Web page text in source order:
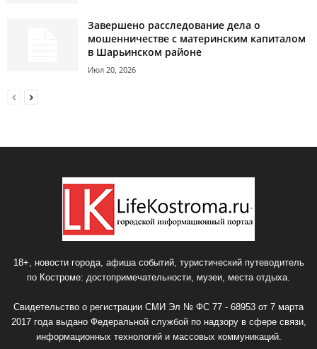
Завершено расследование дела о
мошенничестве с материнским капиталом
в Шарьинском районе
Июл 20, 2026
18+, новости города, афиша событий, туристический путеводитель
по Костроме: достопримечательности, музеи, места отдыха.
Свидетельство о регистрации СМИ Эл № ФС 77 - 68953 от 7 марта
2017 года выдано Федеральной службой по надзору в сфере связи,
информационных технологий и массовых коммуникаций.